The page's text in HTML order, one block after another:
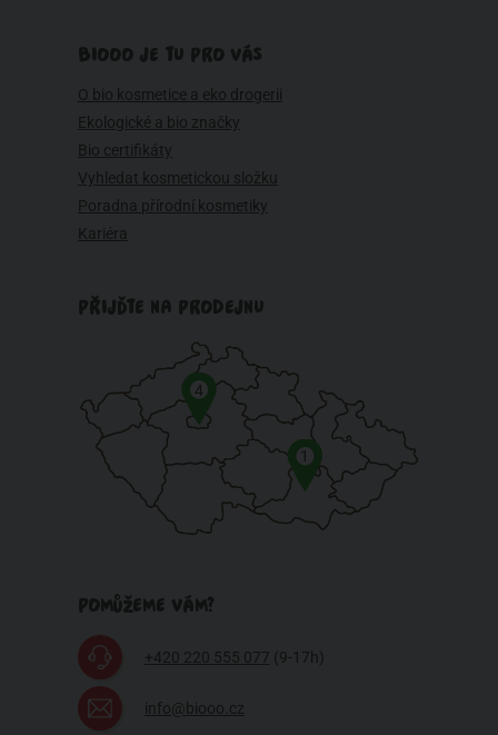
BIOOO JE TU PRO VÁS
O bio kosmetice a eko drogerii
Ekologické a bio značky
Bio certifikáty
Vyhledat kosmetickou složku
Poradna přírodní kosmetiky
Kariéra
PŘIJĎTE NA PRODEJNU
1
4
POMŮŽEME VÁM?
+420 220 555 077 (9-17h)
info@biooo.cz